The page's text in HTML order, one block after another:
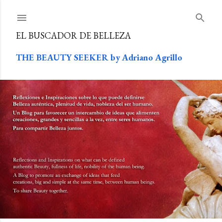
EL BUSCADOR DE BELLEZA
THE BEAUTY SEEKER by Adriano Agrillo